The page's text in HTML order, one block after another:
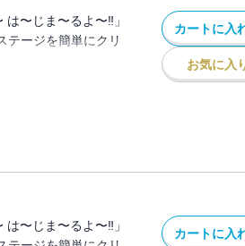
⁉
〜じま〜るよ〜‼」
テージを簡単にクリ
世界を救ってくれま
てきたり・・・
⁉
カートに入
お気に入
〜じま〜るよ〜‼」
カートに入